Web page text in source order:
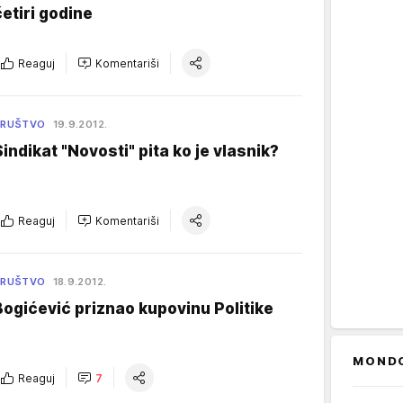
godine
Reaguj Komentariši
19.9.2012.
"Novosti" pita ko je vlasnik?
Reaguj Komentariši
18.9.2012.
priznao kupovinu Politike
Reaguj 7